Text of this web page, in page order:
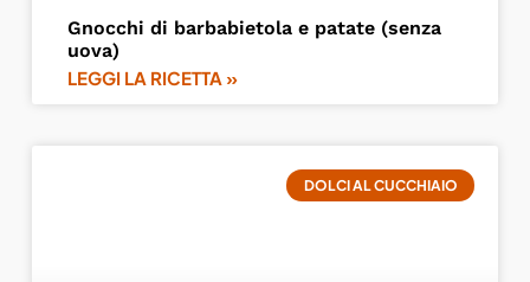
Gnocchi di barbabietola e patate (senza
uova)
LEGGI LA RICETTA »
DOLCI AL CUCCHIAIO